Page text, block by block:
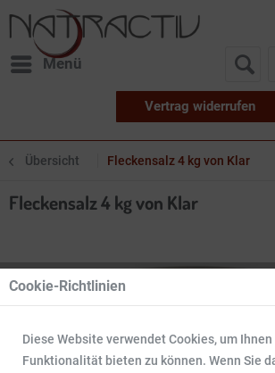
Menü
Vertrag widerrufen
Übersicht Fleckensalz 4 kg von Klar
Fleckensalz 4 kg von Klar
Cookie-Richtlinien
Diese Website verwendet Cookies, um
Funktionalität bieten zu können. Wenn Sie